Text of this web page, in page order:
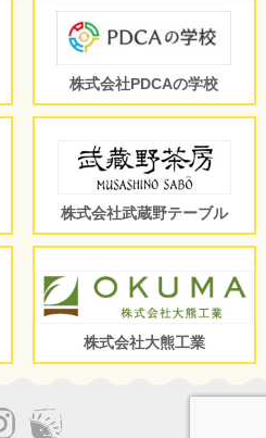
株式会社PDCAの学校
株式会社武蔵野テーブル
株式会社大熊工業